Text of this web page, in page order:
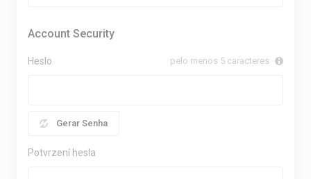
Account Security
Heslo pelo menos 5 caracteres
Gerar Senha
Potvrzení hesla